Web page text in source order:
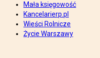
Mała księgowość
Kancelarierp.pl
Wieści Rolnicze
Życie Warszawy